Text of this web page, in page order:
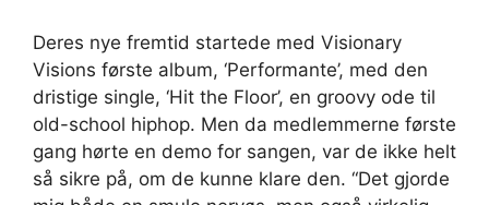
Deres nye fremtid startede med Visionary
Visions første album, ‘Performante’, med den
dristige single, ‘Hit the Floor’, en groovy ode til
old-school hiphop. Men da medlemmerne første
gang hørte en demo for sangen, var de ikke helt
så sikre på, om de kunne klare den. “Det gjorde